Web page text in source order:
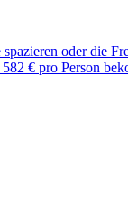
oder die
€ pro Person